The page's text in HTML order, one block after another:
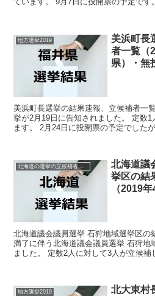
地方選挙2019
美浜町長
者一覧（
県）・無
美浜町長選挙の結果速報、立候補者一
挙が2月19日に告知されました。 定数
ます。 2月24日に投開票の予定でした
北海道の選挙の立候補者と結果速報一覧
北海道議
挙区の結
（2019
北海道議会議員選挙 石狩地域選挙区の
満了に伴う北海道議会議員選挙 石狩地
ました。 定数2人に対して3人が立候
地方選挙2019
北大東村